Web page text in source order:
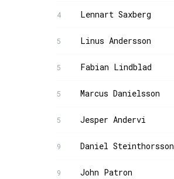
4 Lennart Saxberg
5 Linus Andersson
5 Fabian Lindblad
5 Marcus Danielsson
5 Jesper Andervi
9 Daniel Steinthorsson
9 John Patron